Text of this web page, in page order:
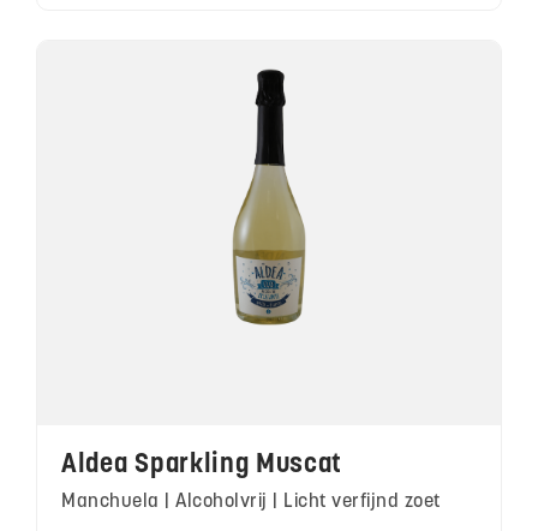
Aldea Sparkling Muscat
Manchuela | Alcoholvrij | Licht verfijnd zoet